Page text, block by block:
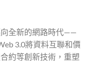
全新的網路時代——
3.0將資料互聯和價
約等創新技術，重塑